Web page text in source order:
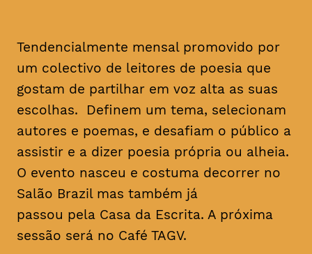
Tendencialmente mensal promovido por
um colectivo de leitores de poesia que
gostam de partilhar em voz alta as suas
escolhas. Definem um tema, selecionam
autores e poemas, e desafiam o público a
assistir e a dizer poesia própria ou alheia.
O evento nasceu e costuma decorrer no
Salão Brazil mas também já
passou pela Casa da Escrita. A próxima
sessão será no Café TAGV.